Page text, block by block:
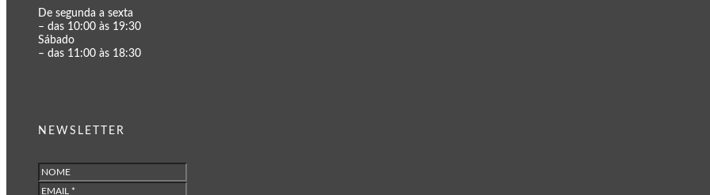
De segunda a sexta
– das 10:00 às 19:30
Sábado
– das 11:00 às 18:30
NEWSLETTER